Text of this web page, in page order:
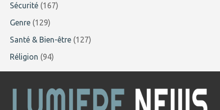
Sécurité (167)
Genre (129)
Santé & Bien-être (127)
Réligion (94)